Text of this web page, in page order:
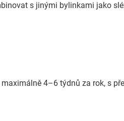
s jinými bylinkami jako
4–6 týdnů za rok, s